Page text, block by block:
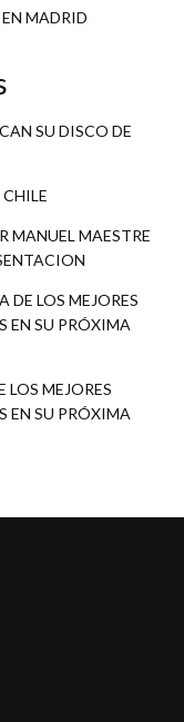
MADRID
SU DISCO DE
MANUEL MAESTRE
DE LOS MEJORES
EN SU PRÓXIMA
LOS MEJORES
EN SU PRÓXIMA